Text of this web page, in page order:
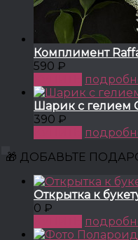
Комплимент
590 ₽
Шарик с гелием
390 ₽
🎁 ДОБАВЬТЕ
Открытка к
0 ₽